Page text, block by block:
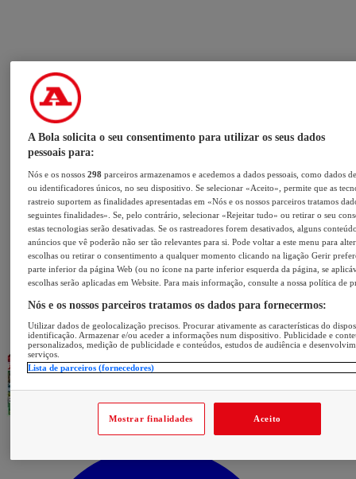
A Bola solicita o seu consentimento para utilizar os seus dados
pessoais para:
Nós e os nossos298 parceiros armazenamos e acedemos a dados pessoais, como dados
ou identificadores únicos, no seu dispositivo. Se selecionar «Aceito», permite que as
rastreio suportem as finalidades apresentadas em «Nós e os nossos parceiros tratamos
seguintes finalidades». Se, pelo contrário, selecionar «Rejeitar tudo» ou retirar o seu
estas tecnologias serão desativadas. Se os rastreadores forem desativados, alguns
anúncios que vê poderão não ser tão relevantes para si. Pode voltar a este menu para
escolhas ou retirar o consentimento a qualquer momento clicando na ligação Gerir
parte inferior da página Web (ou no ícone na parte inferior esquerda da página, se
escolhas serão aplicadas em Website. Para mais informação, consulte a nossa política de
Nós e os nossos parceiros tratamos os dados para fornecermos:
Utilizar dados de geolocalização precisos. Procurar ativamente as características do
identificação. Armazenar e/ou aceder a informações num dispositivo. Publicidade e
personalizados, medição de publicidade e conteúdos, estudos de audiência e
serviços.
Lista de parceiros (fornecedores)
Mostrar finalidades Aceito